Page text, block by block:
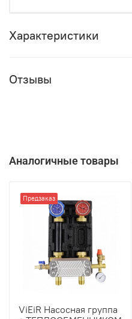
Характеристики
Отзывы
Аналогичные товары
Предзаказ
ViEiR Насосная группа